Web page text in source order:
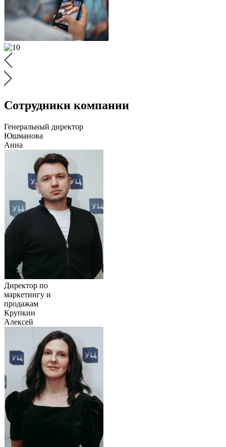
Сотрудники компании
Генеральный директор
Юшманова
Анна
Директор по
маркетингу и
продажам
Крупкин
Алексей